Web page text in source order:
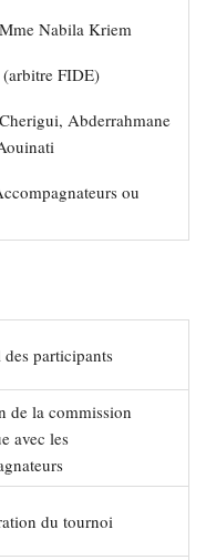
Nabila Kriem
FIDE)
Abderrahmane
ou
participants
de la commission
avec les
du tournoi